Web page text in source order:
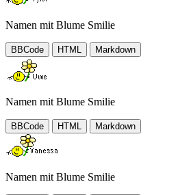
Namen mit Blume Smilie
BBCode HTML Markdown
Namen mit Blume Smilie
BBCode HTML Markdown
Namen mit Blume Smilie